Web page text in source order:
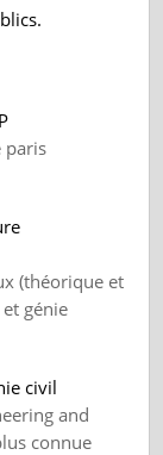
paris
(théorique et
génie
civil
and
connue